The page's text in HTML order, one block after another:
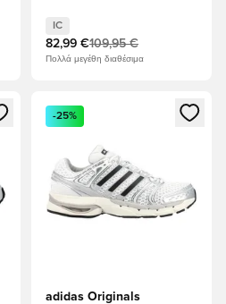
IC
82,99 €109,95 €
Πολλά μεγέθη διαθέσιμα
συνδεθείτε ή να εγγραφείτε ως
Ανοίγει ένα Modal για να
-25%
adidas Originals